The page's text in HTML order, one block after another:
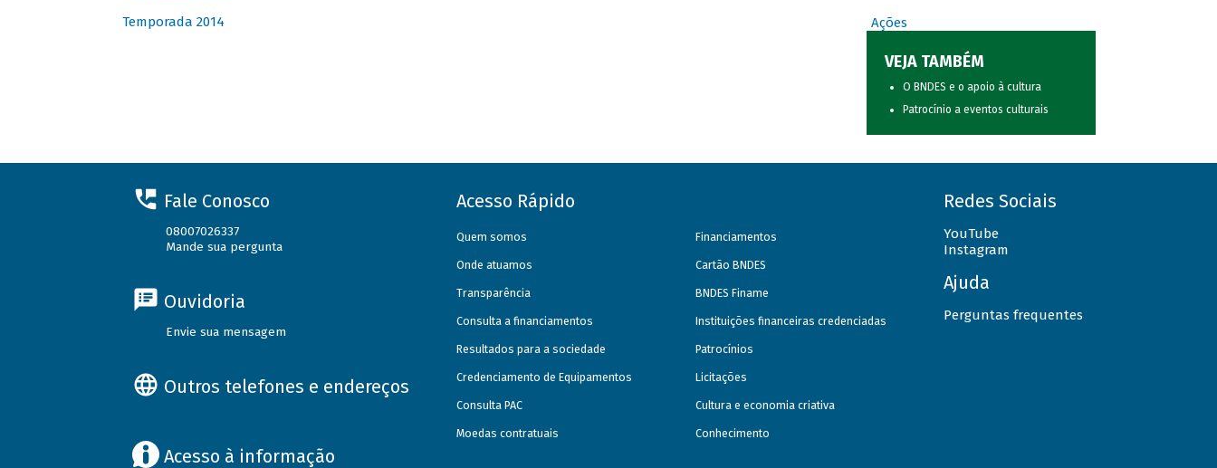
Temporada 2014 Ações
VEJA TAMBÉM
O BNDES e o apoio à cultura
Patrocínio a eventos culturais
Fale Conosco
08007026337
Mande sua pergunta
Ouvidoria
Envie sua mensagem
Outros telefones e endereços
Acesso à informação
Acesso Rápido
Quem somos
Onde atuamos
Transparência
Consulta a financiamentos
Resultados para a sociedade
Credenciamento de Equipamentos
Consulta PAC
Moedas contratuais
Financiamentos
Cartão BNDES
BNDES Finame
Instituições financeiras credenciadas
Patrocínios
Licitações
Cultura e economia criativa
Conhecimento
Redes Sociais
YouTube
Instagram
Ajuda
Perguntas frequentes